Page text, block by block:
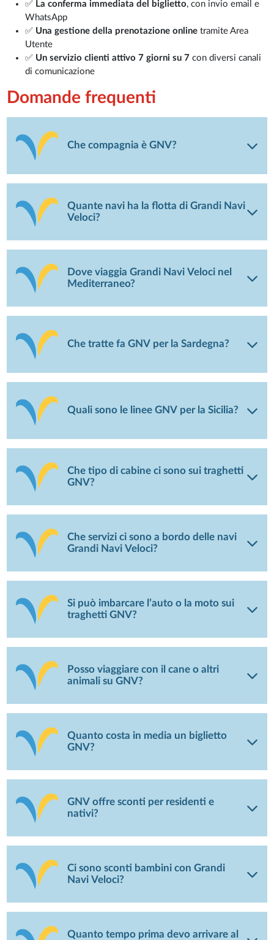
✅ La conferma immediata del biglietto, con invio email e
WhatsApp
✅ Una gestione della prenotazione online tramite Area
Utente
✅ Un servizio clienti attivo 7 giorni su 7 con diversi canali
di comunicazione
Domande frequenti
Che compagnia è GNV?
Quante navi ha la flotta di Grandi Navi
Veloci?
Dove viaggia Grandi Navi Veloci nel
Mediterraneo?
Che tratte fa GNV per la Sardegna?
Quali sono le linee GNV per la Sicilia?
Che tipo di cabine ci sono sui traghetti
GNV?
Che servizi ci sono a bordo delle navi
Grandi Navi Veloci?
Si può imbarcare l’auto o la moto sui
traghetti GNV?
Posso viaggiare con il cane o altri
animali su GNV?
Quanto costa in media un biglietto
GNV?
GNV offre sconti per residenti e
nativi?
Ci sono sconti bambini con Grandi
Navi Veloci?
Quanto tempo prima devo arrivare al